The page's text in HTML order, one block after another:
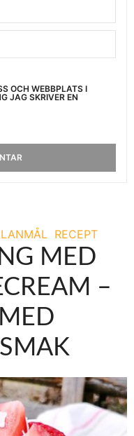
OCH WEBBPLATS I
JAG SKRIVER EN
RECEPT
MED
–